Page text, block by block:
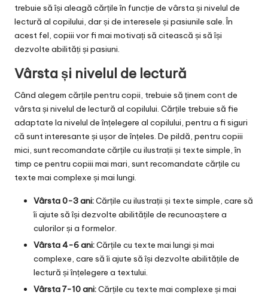
trebuie să își aleagă cărțile în funcție de vârsta și nivelul de
lectură al copilului, dar și de interesele și pasiunile sale. În
acest fel, copiii vor fi mai motivați să citească și să își
dezvolte abilități și pasiuni.
Vârsta și nivelul de lectură
Când alegem cărțile pentru copii, trebuie să ținem cont de
vârsta și nivelul de lectură al copilului. Cărțile trebuie să fie
adaptate la nivelul de înțelegere al copilului, pentru a fi siguri
că sunt interesante și ușor de înțeles. De pildă, pentru copiii
mici, sunt recomandate cărțile cu ilustrații și texte simple, în
timp ce pentru copiii mai mari, sunt recomandate cărțile cu
texte mai complexe și mai lungi.
Vârsta 0-3 ani:Cărțile cu ilustrații și texte simple, care să
îi ajute să își dezvolte abilitățile de recunoaștere a
culorilor și a formelor.
Vârsta 4-6 ani:Cărțile cu texte mai lungi și mai
complexe, care să îi ajute să își dezvolte abilitățile de
lectură și înțelegere a textului.
Vârsta 7-10 ani:Cărțile cu texte mai complexe și mai